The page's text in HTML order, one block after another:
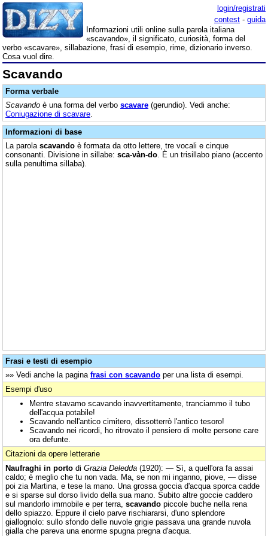
login/registrati
contest - guida
Informazioni utili online sulla parola italiana
«scavando», il significato, curiosità, forma del
verbo «scavare», sillabazione, frasi di esempio, rime, dizionario inverso.
Cosa vuol dire.
Scavando
Forma verbale
Scavando è una forma del verbo scavare (gerundio). Vedi anche:
Coniugazione di scavare
Informazioni di base
La parola scavando è formata da otto lettere, tre vocali e cinque
consonanti. Divisione in sillabe: sca-vàn-do . È un trisillabo piano (accento
sulla penultima sillaba).
Frasi e testi di esempio
»» Vedi anche la pagina frasi con scavando per una lista di esempi.
Esempi d'uso
Mentre stavamo scavando inavvertitamente, tranciammo il tubo
dell'acqua potabile!
Scavando nell'antico cimitero, dissotterrò l'antico tesoro!
Scavando nei ricordi, ho ritrovato il pensiero di molte persone care
ora defunte.
Citazioni da opere letterarie
Naufraghi in porto di Grazia Deledda (1920): — Sì, a quell'ora fa assai
caldo; è meglio che tu non vada. Ma, se non mi inganno, piove, — disse
poi zia Martina, e tese la mano. Una grossa goccia d'acqua sporca cadde
e si sparse sul dorso livido della sua mano. Subito altre goccie caddero
sul mandorlo immobile e per terra, scavando piccole buche nella rena
dello spiazzo. Eppure il cielo parve rischiararsi, d'uno splendore
giallognolo: sullo sfondo delle nuvole grigie passava una grande nuvola
gialla che pareva una enorme spugna pregna d'acqua.